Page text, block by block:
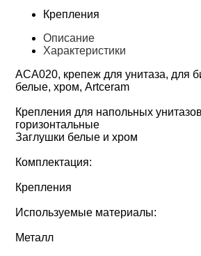
Крепления
Описание
Характеристики
ACA020, крепеж для унитаза, для
белые, хром, Artceram
Крепления для напольных
горизонтальные
Заглушки белые и хром
Комплектация:
Крепления
Используемые материалы:
Металл